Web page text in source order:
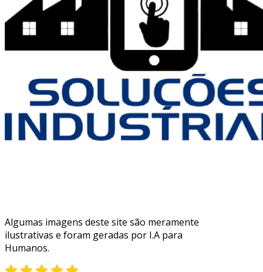
Algumas imagens deste site são meramente
ilustrativas e foram geradas por I.A para
Humanos.